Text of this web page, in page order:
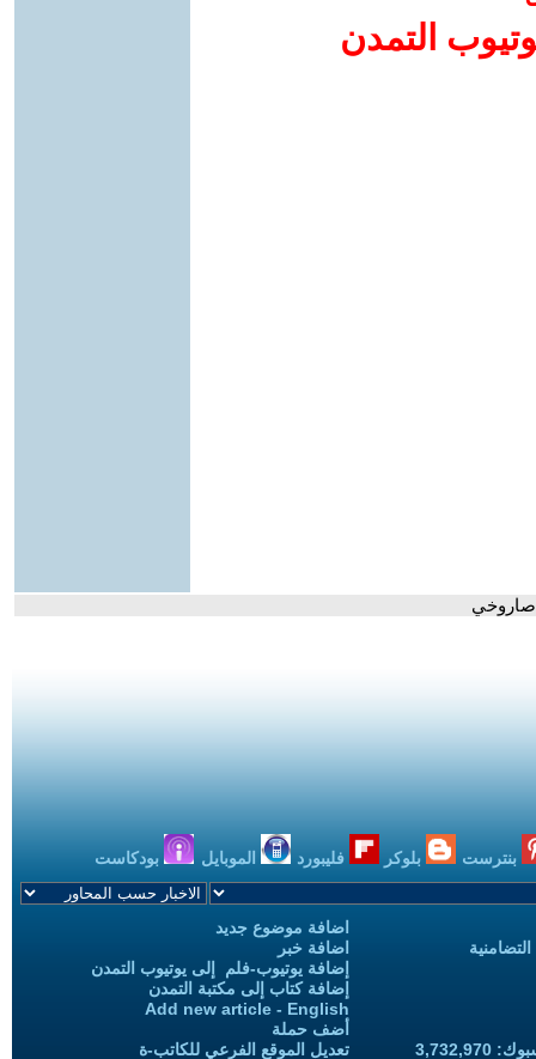
التمدن
صاروخي
بنترست بلوكر فليبورد الموبايل بودكاست
اضافة موضوع جديد
اضافة خبر
إضافة يوتيوب-فلم إلى يوتيوب التمدن
إضافة كتاب إلى مكتبة التمدن
Add new article - English
أضف حملة
تعديل الموقع الفرعي للكاتب-ة